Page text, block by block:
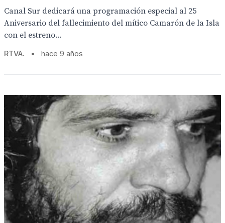
Canal Sur dedicará una programación especial al 25
Aniversario del fallecimiento del mítico Camarón de la Isla
con el estreno...
RTVA. • hace 9 años